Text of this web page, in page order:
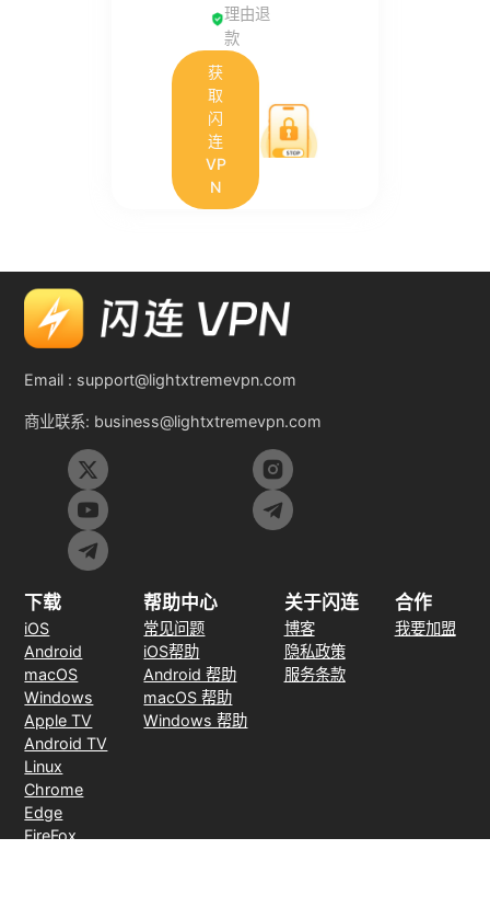
理由退
款
获
取
闪
连
VP
N
Email : support@lightxtremevpn.com
商业联系: business@lightxtremevpn.com
下载
iOS
Android
macOS
Windows
Apple TV
Android TV
Linux
Chrome
Edge
FireFox
帮助中心
常见问题
iOS帮助
Android 帮助
macOS 帮助
Windows 帮助
关于闪连
博客
隐私政策
服务条款
合作
我要加盟